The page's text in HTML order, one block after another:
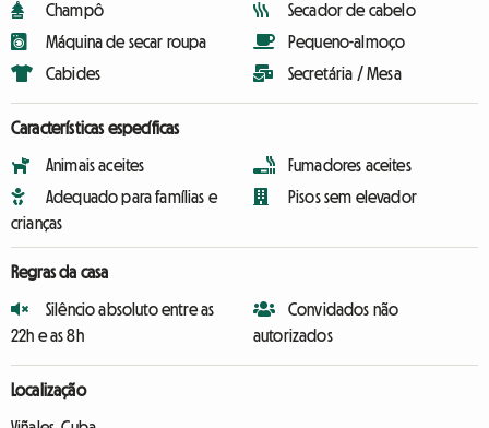
Champô
Máquina de secar roupa
Cabides
Secador de cabelo
Pequeno-almoço
Secretária / Mesa
Características específicas
Animais aceites
Adequado para famílias e
crianças
Fumadores aceites
Pisos sem elevador
Regras da casa
Silêncio absoluto entre as
22h e as 8h
Convidados não
autorizados
Localização